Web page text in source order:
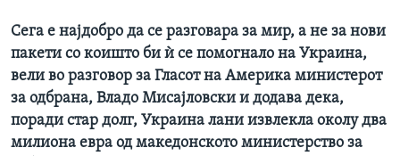
Сега е најдобро да се разговара за мир, а не за нови
пакети со коишто би ѝ се помогнало на Украина,
вели во разговор за Гласот на Америка министерот
за одбрана, Владо Мисајловски и додава дека,
поради стар долг, Украина лани извлекла околу два
милиона евра од македонското министерство за